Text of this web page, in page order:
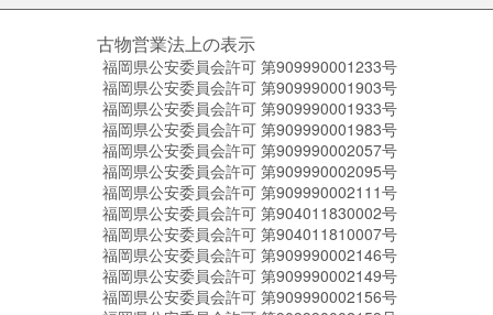
古物営業法上の表示
福岡県公安委員会許可 第909990001233号
福岡県公安委員会許可 第909990001903号
福岡県公安委員会許可 第909990001933号
福岡県公安委員会許可 第909990001983号
福岡県公安委員会許可 第909990002057号
福岡県公安委員会許可 第909990002095号
福岡県公安委員会許可 第909990002111号
福岡県公安委員会許可 第904011830002号
福岡県公安委員会許可 第904011810007号
福岡県公安委員会許可 第909990002146号
福岡県公安委員会許可 第909990002149号
福岡県公安委員会許可 第909990002156号